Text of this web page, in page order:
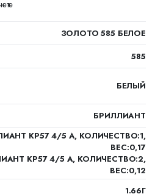
ЗОЛОТО 585 БЕЛОЕ
585
БЕЛЫЙ
БРИЛЛИАНТ
КР57 4/5 А, КОЛИЧЕСТВО:1,
ВЕС:0,17
КР57 4/5 А, КОЛИЧЕСТВО:2,
ВЕС:0,12
1.66Г